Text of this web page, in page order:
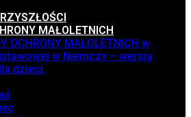
MAŁOLETNICH
OCHRONY MAŁOLETNICH w
w Niemczy – wersja
dzieci.